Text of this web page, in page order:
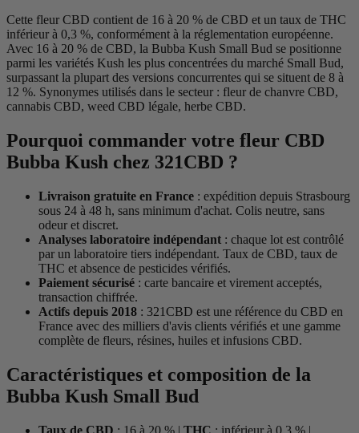
Cette fleur CBD contient de 16 à 20 % de CBD et un taux de THC
inférieur à 0,3 %, conformément à la réglementation européenne.
Avec 16 à 20 % de CBD, la Bubba Kush Small Bud se positionne
parmi les variétés Kush les plus concentrées du marché Small Bud,
surpassant la plupart des versions concurrentes qui se situent de 8 à
12 %. Synonymes utilisés dans le secteur : fleur de chanvre CBD,
cannabis CBD, weed CBD légale, herbe CBD.
Pourquoi commander votre fleur CBD
Bubba Kush chez 321CBD ?
Livraison gratuite en France : expédition depuis Strasbourg
sous 24 à 48 h, sans minimum d'achat. Colis neutre, sans
odeur et discret.
Analyses laboratoire indépendant : chaque lot est contrôlé
par un laboratoire tiers indépendant. Taux de CBD, taux de
THC et absence de pesticides vérifiés.
Paiement sécurisé : carte bancaire et virement acceptés,
transaction chiffrée.
Actifs depuis 2018 : 321CBD est une référence du CBD en
France avec des milliers d'avis clients vérifiés et une gamme
complète de fleurs, résines, huiles et infusions CBD.
Caractéristiques et composition de la
Bubba Kush Small Bud
Taux de CBD : 16 à 20 % | THC : inférieur à 0,3 % |